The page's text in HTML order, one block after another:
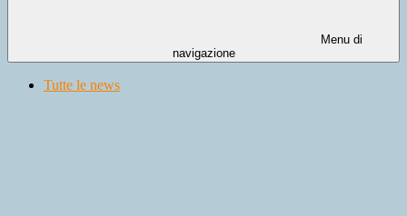
Menu di
navigazione
Tutte le news